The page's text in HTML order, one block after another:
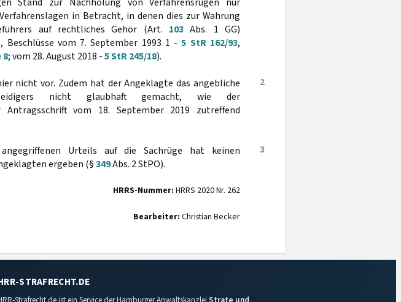
in Betracht, in denen dies zur Wahrung
auf rechtliches Gehör (Art. 103 Abs. 1 GG)
Beschlüsse vom 7. September 1993 1 -5 StR 162/93,
8; vom 28. August 2018 -5 StR 245/18).
2
nicht vor. Zudem hat der Angeklagte das angebliche
nicht glaubhaft gemacht, wie der
Antragsschrift vom 18. September 2019 zutreffend
3
Urteils auf die Sachrüge hat keinen
ergeben (§349Abs. 2 StPO).
HRRS-Nummer: HRRS 2020 Nr. 262
Bearbeiter: Christian Becker
STRAFRECHT.DE